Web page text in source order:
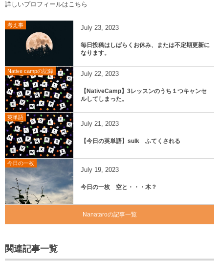
詳しいプロフィールはこちら
考え事 July 23, 2023
毎日投稿はしばらくお休み、または不定期更新に
なります。
Native campの記録 July 22, 2023
【NativeCamp】3レッスンのうち１つキャンセ
ルしてしまった。
英単語
July 21, 2023
【今日の英単語】sulk ふてくされる
今日の一枚
July 19, 2023
今日の一枚 空と・・・木？
Nanataroの記事一覧
関連記事一覧